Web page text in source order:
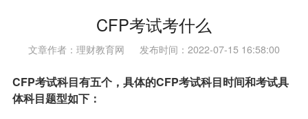
CFP考试考什么
文章作者：理财教育网 发布时间：2022-07-15 16:58:00
CFP考试科目有五个，具体的CFP考试科目时间和考试具
体科目题型如下：